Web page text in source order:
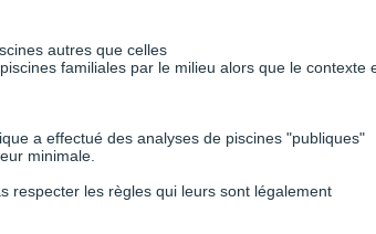
autres que celles
familiales par le milieu alors que le contexte
a effectué des analyses de piscines "publiques"
minimale.
respecter les règles qui leurs sont légalement